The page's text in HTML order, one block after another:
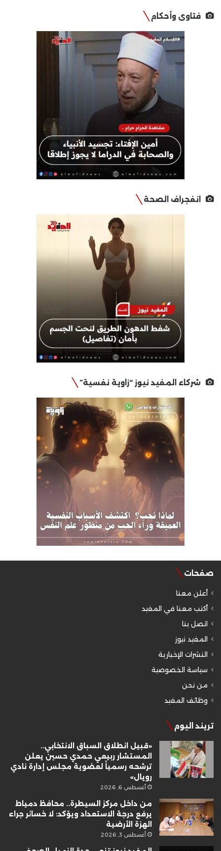
فتاوى وأحكام
انفجراف الصحة
شركاء المفيد نيوز “زاوية نفسية”
صفحات
أعلن معنا
أكتب معنا في المفيد
اتصل بنا
المفيد نيوز
النشرات الإخبارية
سياسة الخصوصية
من نحن
وظائف المفيد
تريند اليوم
«قبيل انطلاق السباق الانتخابي..
المستشار ربيعي حمدي حسين يعلن
ترشحه رسمياً لعضوية مجلس إدارة نادي
رويال»
أغسطس 6, 2026
من داخل مركز السيطرة.. محافظ دمياط
يرفع درجة الاستعداد ويؤكد: لا خسائر جراء
الهزة الأرضية
أغسطس 3, 2026